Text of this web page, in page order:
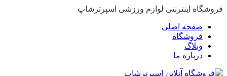
فروشگاه اینترنتی لوازم ورزشی اسپرترشاپ
صفحه اصلی
فروشگاه
وبلاگ
درباره ما